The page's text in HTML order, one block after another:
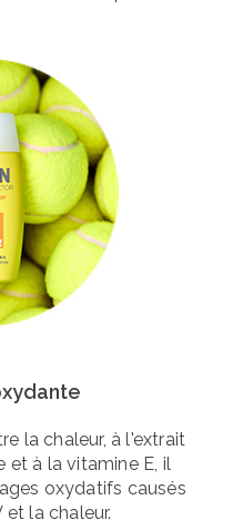
la chaleur, à l'extrait
et à la vitamine E, il
oxydatifs causés
et la chaleur.